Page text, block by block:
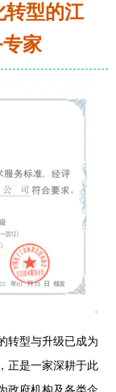
转型的江
家
转型与升级已成为
正是一家深耕于此